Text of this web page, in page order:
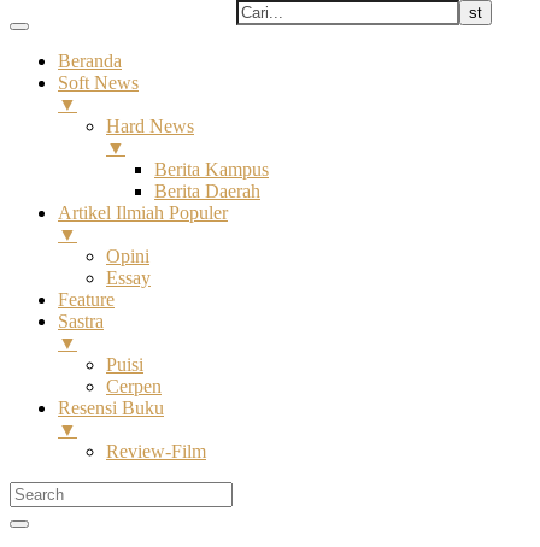
Beranda
Soft News
▼
Hard News
▼
Berita Kampus
Berita Daerah
Artikel Ilmiah Populer
▼
Opini
Essay
Feature
Sastra
▼
Puisi
Cerpen
Resensi Buku
▼
Review-Film